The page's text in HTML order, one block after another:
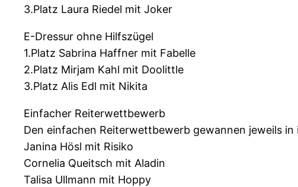
3.Platz Laura Riedel mit Joker
E-Dressur ohne Hilfszügel
1.Platz Sabrina Haffner mit Fabelle
2.Platz Mirjam Kahl mit Doolittle
3.Platz Alis Edl mit Nikita
Einfacher Reiterwettbewerb
Den einfachen Reiterwettbewerb gewannen jeweils in
Janina Hösl mit Risiko
Cornelia Queitsch mit Aladin
Talisa Ullmann mit Hoppy